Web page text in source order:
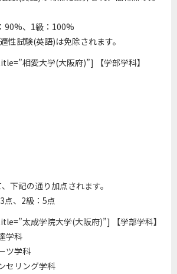
90%、1級：100%
性試験(英語)は免除されます。
相愛大学(大阪府)”] 【学部学科】
下記の通り加点されます。
点、2級：5点
太成学院大学(大阪府)”] 【学部学科】
学科
ツ学科
セリング学科